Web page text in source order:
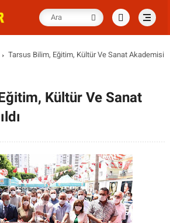
Tarsus Bilim, Eğitim, Kültür Ve Sanat Akademisi
Kültür Ve Sanat